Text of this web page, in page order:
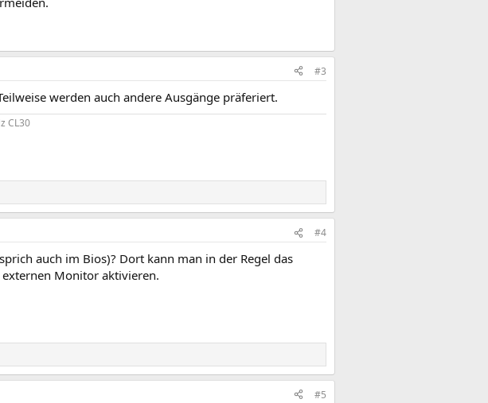
#3
werden auch andere Ausgänge präferiert.
CL30
#4
auch im Bios)? Dort kann man in der Regel das
Monitor aktivieren.
#5